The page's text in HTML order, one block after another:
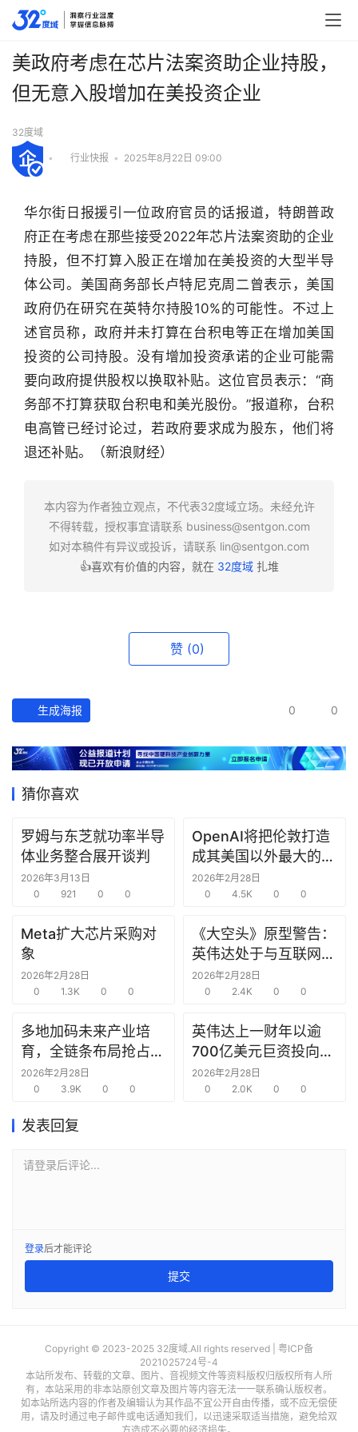
行
业
快
数
据
研
报
告
之
窗
链
合
圈
美政府考虑在芯片法案资助企业持股，
但无意入股增加在美投资企业
32度域
• 行业快报 • 2025年8月22日 09:00
华尔街日报援引一位政府官员的话报道，特朗普政
府正在考虑在那些接受2022年芯片法案资助的企业
持股，但不打算入股正在增加在美投资的大型半导
体公司。美国商务部长卢特尼克周二曾表示，美国
政府仍在研究在英特尔持股10%的可能性。不过上
述官员称，政府并未打算在台积电等正在增加美国
投资的公司持股。没有增加投资承诺的企业可能需
要向政府提供股权以换取补贴。这位官员表示：“商
务部不打算获取台积电和美光股份。”报道称，台积
电高管已经讨论过，若政府要求成为股东，他们将
退还补贴。（新浪财经）
本内容为作者独立观点，不代表32度域立场。未经允许
不得转载，授权事宜请联系 business@sentgon.com
如对本稿件有异议或投诉，请联系 lin@sentgon.com
👍喜欢有价值的内容，就在 32度域扎堆
赞 (0)
生成海报 0 0
猜你喜欢
罗姆与东芝就功率半导
体业务整合展开谈判
2026年3月13日
0
921 0 0
OpenAI将把伦敦打造
成其美国以外最大的研
究中心
2026年2月28日
0
4.5K 0 0
Meta扩大芯片采购对
象
2026年2月28日
0
1.3K 0 0
《大空头》原型警告：
英伟达处于与互联网泡
沫时期思科同样的“危
险境地”
2026年2月28日
0
2.4K 0 0
多地加码未来产业培
育，全链条布局抢占新
赛道先机
2026年2月28日
0
3.9K 0 0
英伟达上一财年以逾
700亿美元巨资投向合
作方，竭力巩固AI芯片
需求
2026年2月28日
0
2.0K 0 0
发表回复
请登录后评论...
登录后才能评论
提交
Copyright © 2023-2025 32度域.All rights reserved | 粤ICP备
2021025724号-4
本站所发布、转载的文章、图片、音视频文件等资料版权归版权所有人所
有，本站采用的非本站原创文章及图片等内容无法一一联系确认版权者。
如本站所选内容的作者及编辑认为其作品不宜公开自由传播，或不应无偿使
用，请及时通过电子邮件或电话通知我们，以迅速采取适当措施，避免给双